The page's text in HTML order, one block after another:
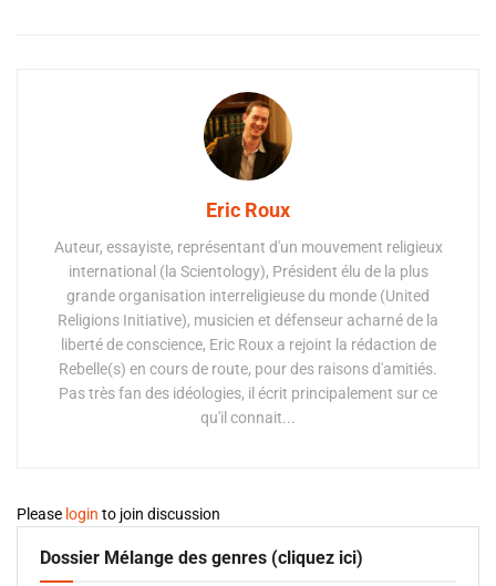
Eric Roux
Auteur, essayiste, représentant d'un mouvement religieux
international (la Scientology), Président élu de la plus
grande organisation interreligieuse du monde (United
Religions Initiative), musicien et défenseur acharné de la
liberté de conscience, Eric Roux a rejoint la rédaction de
Rebelle(s) en cours de route, pour des raisons d'amitiés.
Pas très fan des idéologies, il écrit principalement sur ce
qu'il connait...
Please login to join discussion
Dossier Mélange des genres (cliquez ici)